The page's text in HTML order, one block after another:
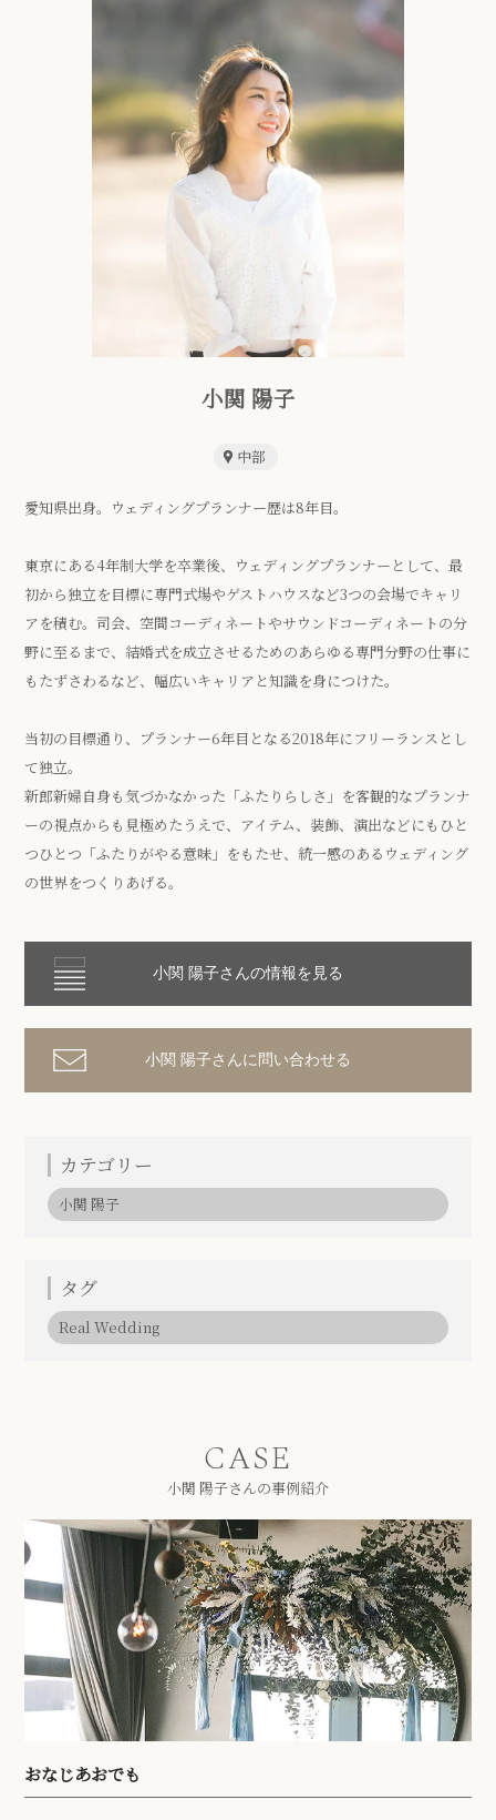
小関 陽子
中部
愛知県出身。ウェディングプランナー歴は8年目。
東京にある4年制大学を卒業後、ウェディングプランナーとして、最
初から独立を目標に専門式場やゲストハウスなど3つの会場でキャリ
アを積む。司会、空間コーディネートやサウンドコーディネートの分
野に至るまで、結婚式を成立させるためのあらゆる専門分野の仕事に
もたずさわるなど、幅広いキャリアと知識を身につけた。
当初の目標通り、プランナー6年目となる2018年にフリーランスとし
て独立。
新郎新婦自身も気づかなかった「ふたりらしさ」を客観的なプランナ
ーの視点からも見極めたうえで、アイテム、装飾、演出などにもひと
つひとつ「ふたりがやる意味」をもたせ、統一感のあるウェディング
の世界をつくりあげる。
小関 陽子さんの情報を見る
小関 陽子さんに問い合わせる
カテゴリー
小関 陽子
タグ
Real Wedding
CASE
小関 陽子さんの事例紹介
おなじあおでも